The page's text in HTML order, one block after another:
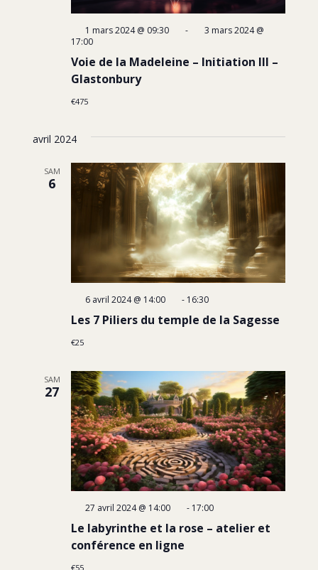
Voie de la Madeleine – Initiation III –
Glastonbury
1 mars 2024 @ 09:30 -
3 mars 2024 @
17:00
€475
avril 2024
SAM
6
Les 7 Piliers du temple de la Sagesse
6 avril 2024 @ 14:00 - 16:30
€25
SAM
27
Le labyrinthe et la rose – atelier et
conférence en ligne
27 avril 2024 @ 14:00 - 17:00
€55